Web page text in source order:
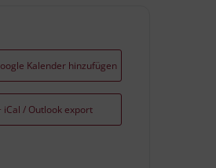
Kalender hinzufügen
iCal / Outlook export